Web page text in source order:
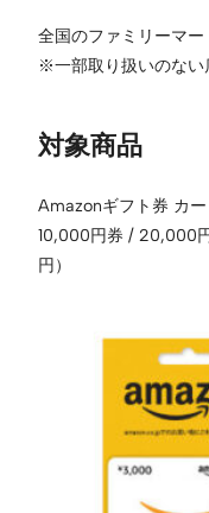
全国のファミリーマー
※一部取り扱いのない
対象商品
Amazonギフト券 カ
10,000円券 / 20,000
円）